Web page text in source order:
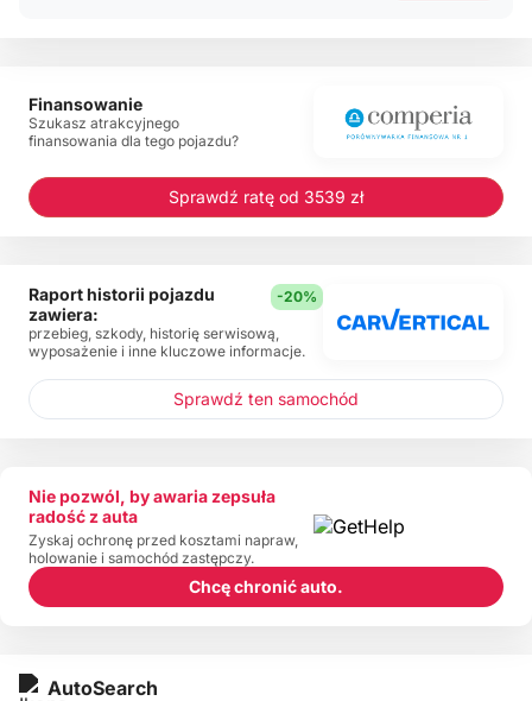
AutoSearch
Finansowanie
Szukasz atrakcyjnego
finansowania dla tego pojazdu?
Sprawdź ratę od 3539 zł
Raport historii pojazdu
zawiera:
-20%
przebieg, szkody, historię serwisową,
wyposażenie i inne kluczowe informacje.
Sprawdź ten samochód
Nie pozwól, by awaria zepsuła
radość z auta
Zyskaj ochronę przed kosztami napraw,
holowanie i samochód zastępczy.
Chcę chronić auto.